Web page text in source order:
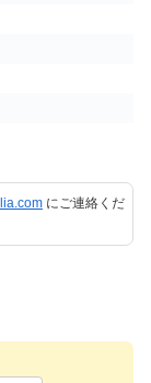
にご連絡くだ